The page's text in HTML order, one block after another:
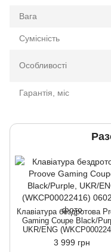
Вага
Сумісність
Особливості
Гарантія, міс
Клавіатура бездротова
Gaming Coupe Black/
UKR/ENG
3 999 грн